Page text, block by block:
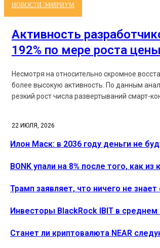
НОВОСТИ ЭФИРИУМ
Активность
192% по мере роста цены
Несмотря на относительно скромное
более высокую активность. По данным
резкий рост числа развертываний смарт-
22 ИЮЛЯ, 2026
Илон Маск: в 2036 году деньги не
BONK упали на 8% после того, как
Трамп заявляет, что ничего не
Инвесторы BlackRock IBIT в среднем
Станет ли криптовалюта NEAR